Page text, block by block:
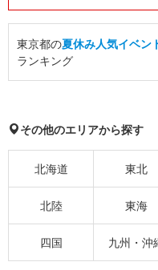
東京都の夏休み人気イベン
ランキング
その他のエリアから探す
北海道 東北
北陸 東海
四国 九州・沖